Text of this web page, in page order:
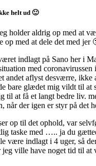
helt ud 🙂
holder aldrig op med at
op med at dele det med jer
indlagt på Sano her i
med
andet aflyst desværre, ikke
bare glædet mig vildt til at
til at få et langt bedre liv.
når der igen er styr på det
op til det ophold, var
taske med ….. ja du
være indlagt i 4 uger, så
jeg ville have noget tid til